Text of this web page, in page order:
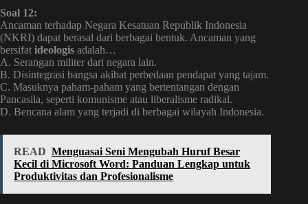
Soal 12:
Ancaman terhadap Negara Kesatuan Republik Indonesia
(NKRI) dapat berasal dari berbagai bentuk. Ancaman yang
bersifat ideologis adalah…
A. Serangan militer dari negara lain.
B. Disintegrasi bangsa akibat perbedaan pendapat yang tajam.
C. Masuknya paham-paham yang bertentangan dengan
Pancasila, seperti komunisme atau liberalisme radikal.
D. Bencana alam yang terjadi di berbagai wilayah Indonesia.
READ Menguasai Seni Mengubah Huruf Besar
Kecil di Microsoft Word: Panduan Lengkap untuk
Produktivitas dan Profesionalisme